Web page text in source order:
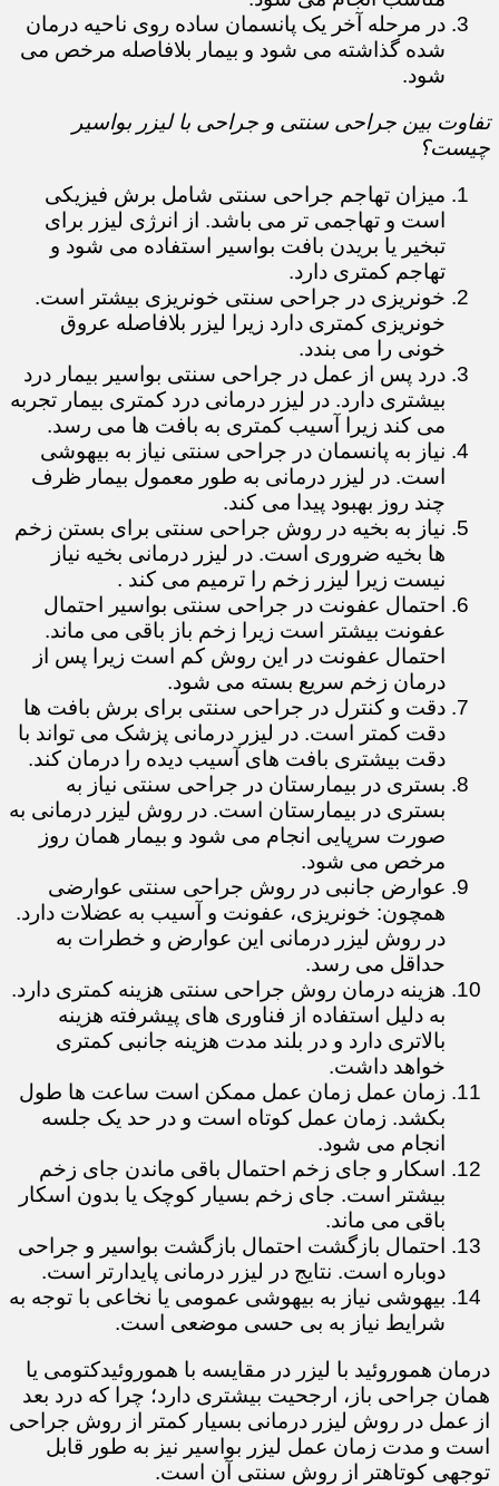
در مرحله آخر یک پانسمان ساده روی ناحیه درمان
شده گذاشته می شود و بیمار بلافاصله مرخص می
شود.
تفاوت بین جراحی سنتی و جراحی با لیزر بواسیر
چیست؟
میزان تهاجم جراحی سنتی شامل برش فیزیکی
است و تهاجمی تر می باشد. از انرژی لیزر برای
تبخیر یا بریدن بافت بواسیر استفاده می شود و
تهاجم کمتری دارد.
خونریزی در جراحی سنتی خونریزی بیشتر است.
خونریزی کمتری دارد زیرا لیزر بلافاصله عروق
خونی را می بندد.
درد پس از عمل در جراحی سنتی بواسیر بیمار درد
بیشتری دارد. در لیزر درمانی درد کمتری بیمار تجربه
می کند زیرا آسیب کمتری به بافت ها می رسد.
نیاز به پانسمان در جراحی سنتی نیاز به بیهوشی
است. در لیزر درمانی به طور معمول بیمار ظرف
چند روز بهبود پیدا می کند.
نیاز به بخیه در روش جراحی سنتی برای بستن زخم
ها بخیه ضروری است. در لیزر درمانی بخیه نیاز
نیست زیرا لیزر زخم را ترمیم می کند .
احتمال عفونت در جراحی سنتی بواسیر احتمال
عفونت بیشتر است زیرا زخم باز باقی می ماند.
احتمال عفونت در این روش کم است زیرا پس از
درمان زخم سریع بسته می شود.
دقت و کنترل در جراحی سنتی برای برش بافت ها
دقت کمتر است. در لیزر درمانی پزشک می تواند با
دقت بیشتری بافت های آسیب دیده را درمان کند.
بستری در بیمارستان در جراحی سنتی نیاز به
بستری در بیمارستان است. در روش لیزر درمانی به
صورت سرپایی انجام می شود و بیمار همان روز
مرخص می شود.
عوارض جانبی در روش جراحی سنتی عوارضی
همچون: خونریزی، عفونت و آسیب به عضلات دارد.
در روش لیزر درمانی این عوارض و خطرات به
حداقل می رسد.
هزینه درمان روش جراحی سنتی هزینه کمتری دارد.
به دلیل استفاده از فناوری های پیشرفته هزینه
بالاتری دارد و در بلند مدت هزینه جانبی کمتری
خواهد داشت.
زمان عمل زمان عمل ممکن است ساعت ها طول
بکشد. زمان عمل کوتاه است و در حد یک جلسه
انجام می شود.
اسکار و جای زخم احتمال باقی ماندن جای زخم
بیشتر است. جای زخم بسیار کوچک یا بدون اسکار
باقی می ماند.
احتمال بازگشت احتمال بازگشت بواسیر و جراحی
دوباره است. نتایج در لیزر درمانی پایدارتر است.
بیهوشی نیاز به بیهوشی عمومی یا نخاعی با توجه به
شرایط نیاز به بی حسی موضعی است.
درمان هموروئید با لیزر در مقایسه با هموروئیدکتومی یا
همان جراحی باز، ارجحیت بیشتری دارد؛ چرا که درد بعد
از عمل در روش لیزر درمانی بسیار کمتر از روش جراحی
است و مدت زمان عمل لیزر بواسیر نیز به طور قابل
توجهی کوتاهتر از روش سنتی آن است.